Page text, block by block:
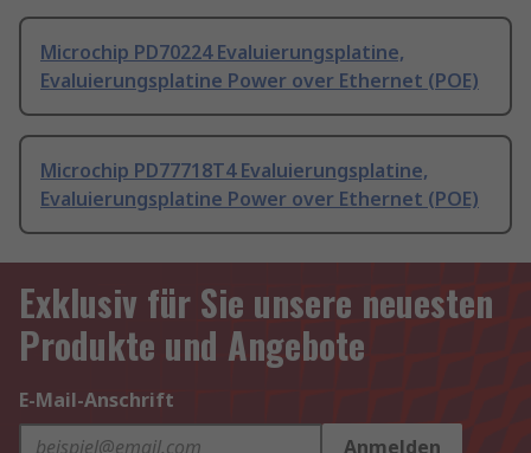
Microchip PD70224 Evaluierungsplatine,
Evaluierungsplatine Power over Ethernet (POE)
Microchip PD77718T4 Evaluierungsplatine,
Evaluierungsplatine Power over Ethernet (POE)
Exklusiv für Sie unsere neuesten
Produkte und Angebote
E-Mail-Anschrift
Anmelden